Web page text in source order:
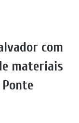
com
materiais